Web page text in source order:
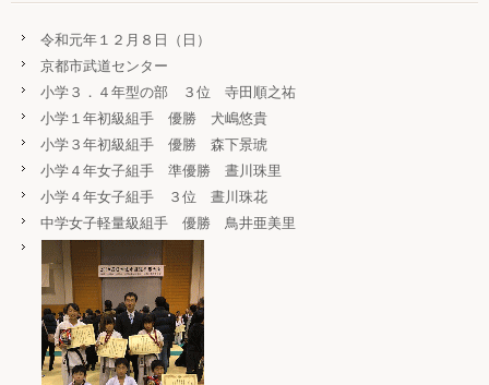
令和元年１２月８日（日）
京都市武道センター
小学３．４年型の部 ３位 寺田順之祐
小学１年初級組手 優勝 犬嶋悠貴
小学３年初級組手 優勝 森下景琥
小学４年女子組手 準優勝 晝川珠里
小学４年女子組手 ３位 晝川珠花
中学女子軽量級組手 優勝 鳥井亜美里